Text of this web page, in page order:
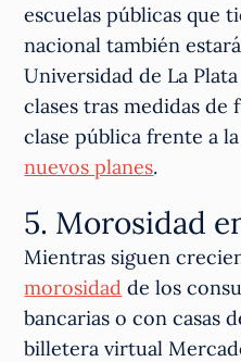
escuelas públicas que
nacional también
Universidad de La
clases tras medidas
clase pública frente a
nuevos planes.
5. Morosidad
Mientras siguen
morosidad de los
bancarias o con casas
billetera virtual